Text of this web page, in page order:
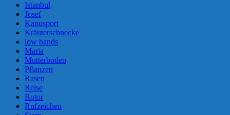
Istanbul
Josef
Kanusport
Kräuterschnecke
low bands
Maria
Mutterboden
Pflanzen
Rasen
Reise
Rotor
Rufzeichen